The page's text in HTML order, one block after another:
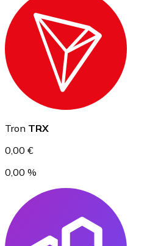
Ethereum
ETH
Tron TRX
0,00 €
0,00 %